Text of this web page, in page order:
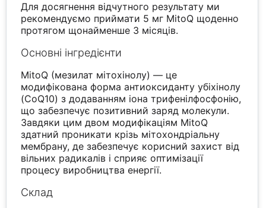
Для досягнення відчутного результату ми
рекомендуємо приймати 5 мг MitoQ щоденно
протягом щонайменше 3 місяців.
Основні інгредієнти
MitoQ (мезилат мітохінолу) — це
модифікована форма антиоксиданту убіхінолу
(CoQ10) з додаванням іона трифенілфосфонію,
що забезпечує позитивний заряд молекули.
Завдяки цим двом модифікаціям MitoQ
здатний проникати крізь мітохондріальну
мембрану, де забезпечує корисний захист від
вільних радикалів і сприяє оптимізації
процесу виробництва енергії.
Склад